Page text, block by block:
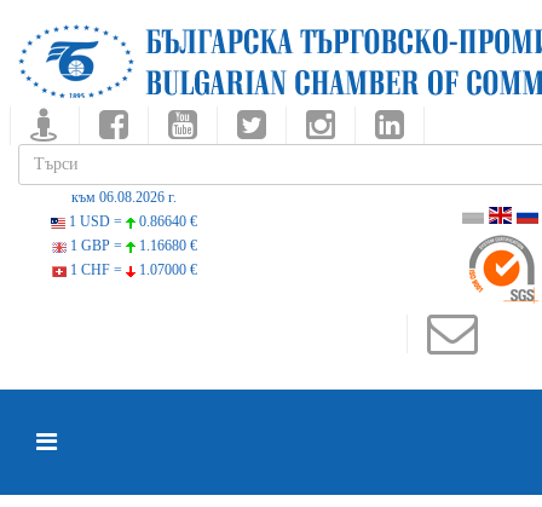
към 06.08.2026 г.
1 USD =
0.86640 €
1 GBP =
1.16680 €
1 CHF =
1.07000 €